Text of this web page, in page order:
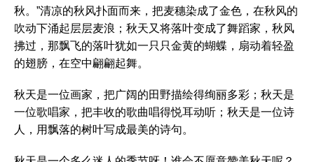
秋。”清凉的秋风扑面而来，把麦穗染成了金色，在秋风的
吹动下涌起层层麦浪；秋天又将落叶变成了舞蹈家，秋风
拂过，那飘飞的落叶犹如一只只金黄的蝴蝶，扇动着轻盈
的翅膀，在空中翩翩起舞。
秋天是一位画家，把广阔的田野描绘得绚丽多彩；秋天是
一位歌唱家，把丰收的歌曲唱得悦耳动听；秋天是一位诗
人，用飘落的树叶写成最美的诗句。